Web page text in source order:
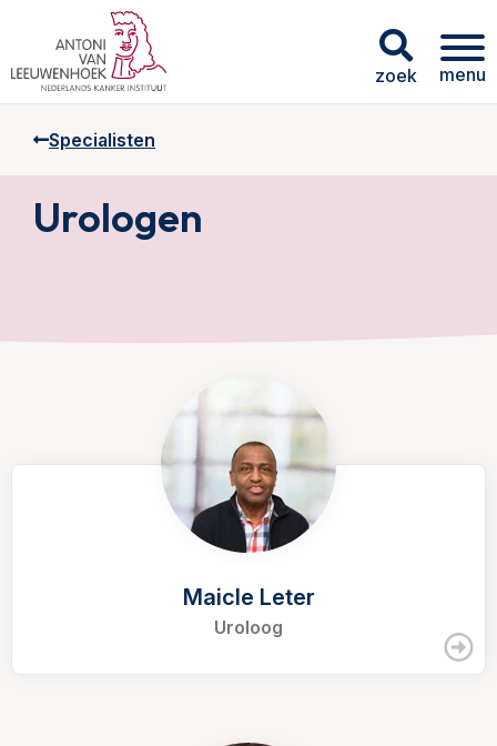
zoek menu
Specialisten
Urologen
Maicle Leter
Uroloog